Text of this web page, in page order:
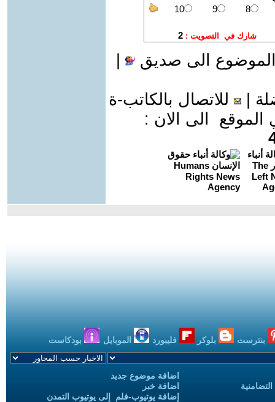
الى صديق
للاتصال بالكاتب-ة
الى الان :
بنترست بلوكر فليبورد الموبايل بودكاست
اضافة موضوع جديد
اضافة خبر
إضافة يوتيوب-فلم إلى يوتيوب التمدن